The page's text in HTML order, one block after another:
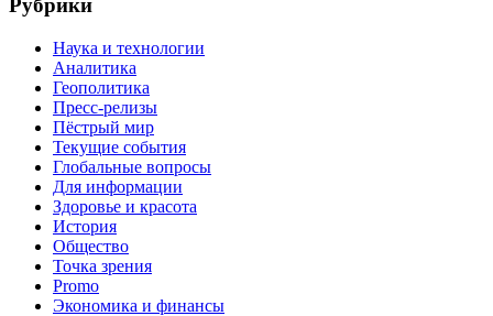
Рубрики
Наука и технологии
Аналитика
Геополитика
Пресс-релизы
Пёстрый мир
Текущие события
Глобальные вопросы
Для информации
Здоровье и красота
История
Общество
Точка зрения
Promo
Экономика и финансы